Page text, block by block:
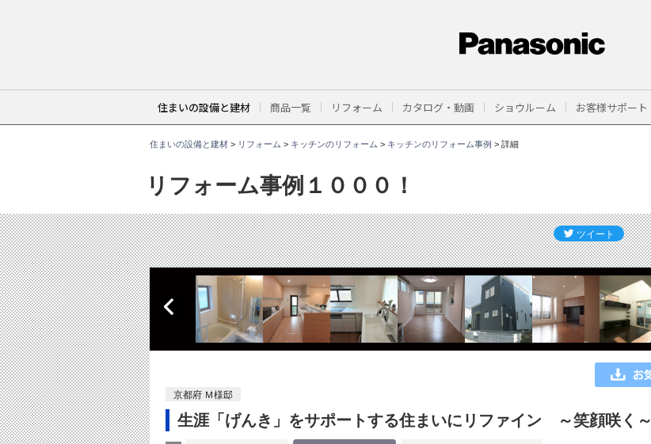
住まいの設備と建材 商品一覧 リフォーム カタログ・動画 ショウルーム お客様サポート
住まいの設備と建材> リフォーム > キッチンのリフォーム > キッチンのリフォーム事例 > 詳細
リフォーム事例１０００！
。
京都府 Ｍ様邸
生涯「げんき」をサポートする住まいにリファイン ～笑顔咲く～